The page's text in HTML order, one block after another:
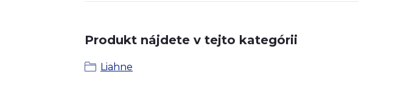
Produkt nájdete v tejto kategórii
Liahne